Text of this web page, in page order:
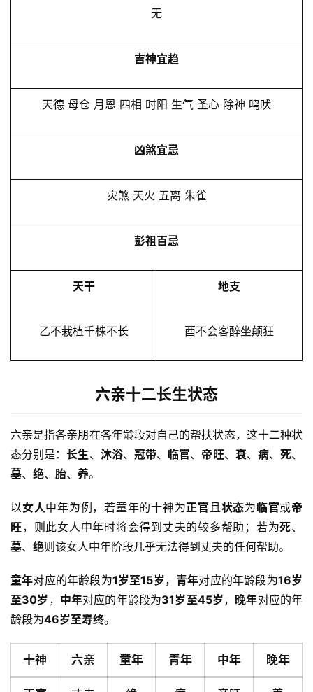
无
吉神宜趋
天德 母仓 月恩 四相 时阳 生气 圣心 除神 鸣吠
凶煞宜忌
灾煞 天火 五离 朱雀
彭祖百忌
天干
乙不栽植千株不长
地支
酉不会客醉坐颠狂
六亲十二长生状态
六亲是指各亲朋在各年龄段对自己的帮扶状态，这十二种状
态分别是：长生、 沐浴、 冠带、 临官、 帝旺、 衰、 病、死、
墓、 绝、 胎、 养。
以女人中年为例，若童年的十神为正官且状态为临官或帝
旺，则此女人中年时将会得到丈夫的较多帮助；若为死、
墓、 绝则该女人中年阶段几乎无法得到丈夫的任何帮助。
童年对应的年龄段为1岁至15岁，青年对应的年龄段为16岁
至30岁 ， 中年对应的年龄段为31岁至45岁， 晚年对应的年
龄段为46岁至寿终。
十神 六亲 童年 青年 中年 晚年